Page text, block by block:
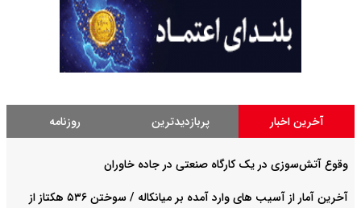
آخرین اخبار پربازدیدترین روزنامه
وقوع آتش‌سوزی در یک کارگاه صنعتی در جاده خاوران
آخرین آمار از آسیب های وارد آمده بر میانکاله / سوختن ۵۳۶ هکتاز از